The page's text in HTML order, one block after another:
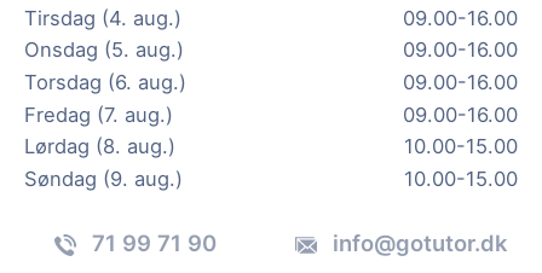
Tirsdag (4. aug.)
09.00-16.00
Onsdag (5. aug.)
09.00-16.00
Torsdag (6. aug.)
09.00-16.00
Fredag (7. aug.)
09.00-16.00
Lørdag (8. aug.)
10.00-15.00
Søndag (9. aug.)
10.00-15.00
71 99 71 90 info@gotutor.dk